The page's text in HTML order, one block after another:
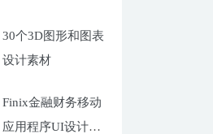
30个3D图形和图表
设计素材
Finix金融财务移动
应用程序UI设计套